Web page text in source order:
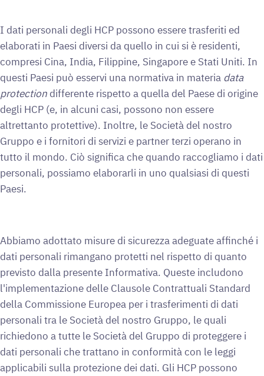
I dati personali degli HCP possono essere trasferiti ed
elaborati in Paesi diversi da quello in cui si è residenti,
compresi Cina, India, Filippine, Singapore e Stati Uniti. In
questi Paesi può esservi una normativa in materia data
protection differente rispetto a quella del Paese di origine
degli HCP (e, in alcuni casi, possono non essere
altrettanto protettive). Inoltre, le Società del nostro
Gruppo e i fornitori di servizi e partner terzi operano in
tutto il mondo. Ciò significa che quando raccogliamo i dati
personali, possiamo elaborarli in uno qualsiasi di questi
Paesi.
Abbiamo adottato misure di sicurezza adeguate affinché i
dati personali rimangano protetti nel rispetto di quanto
previsto dalla presente Informativa. Queste includono
l'implementazione delle Clausole Contrattuali Standard
della Commissione Europea per i trasferimenti di dati
personali tra le Società del nostro Gruppo, le quali
richiedono a tutte le Società del Gruppo di proteggere i
dati personali che trattano in conformità con le leggi
applicabili sulla protezione dei dati. Gli HCP possono